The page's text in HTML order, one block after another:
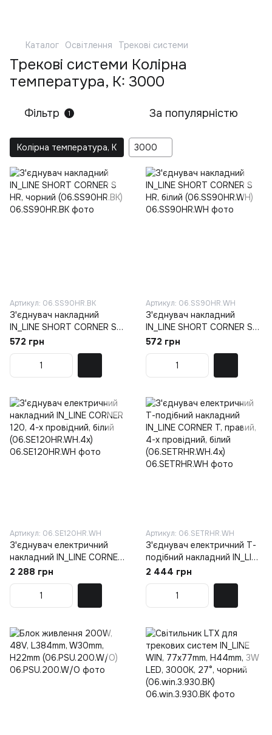
Каталог Освітлення Трекові системи
Трекові системи Колірна
температура, K: 3000
Фільтр 1 За популярністю
Колірна температура, K 3000
Артикул: 06.SS90HR.BK
З'єднувач накладний
IN_LINE SHORT CORNER S
HR, чорний (06.SS90HR.BK)
572 грн
Артикул: 06.SS90HR.WH
З'єднувач накладний
IN_LINE SHORT CORNER S
HR, білий (06.SS90HR.WH)
572 грн
Артикул: 06.SE120HR.WH
З'єднувач електричний
накладний IN_LINE CORNER
120, 4-х провідний, білий
(06.SE120HR.WH.4x)
2 288 грн
Артикул: 06.SETRHR.WH
З'єднувач електричний Т-
подібний накладний IN_LINE
CORNER T, правий, 4-х
провідний, білий
(06.SETRHR.WH.4x)
2 444 грн